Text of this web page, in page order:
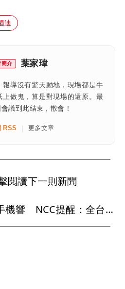
迪
簡介 葉家瑋
報導沒有驚天動地，現場都是牛
上做鬼，算是對現場的還原。最
議到此結束，散會！
RSS | 更多文章
閱讀下一則新聞
注意！今下午2:30手機響 NCC提醒：全台發送演習預告